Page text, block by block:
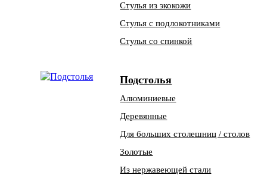
Стулья из экокожи
Стулья с подлокотниками
Стулья со спинкой
Подстолья
Алюминиевые
Деревянные
Для больших столешниц / столов
Золотые
Из нержавеющей стали